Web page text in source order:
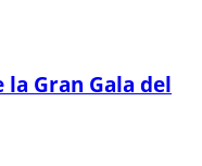
Gran Gala del